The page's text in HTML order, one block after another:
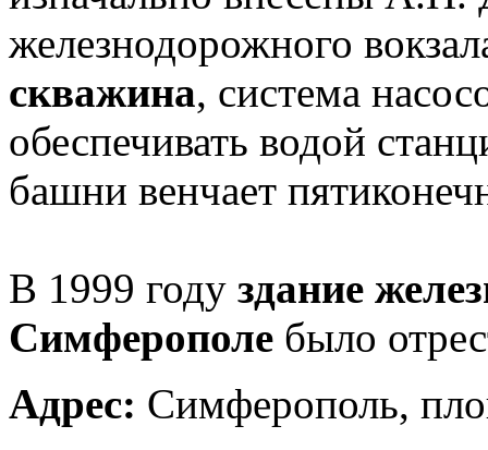
железнодорожного
скважина, система
обеспечивать водой
башни венчает
В 1999 году здание
Симферополе было
Адрес: Симферополь,